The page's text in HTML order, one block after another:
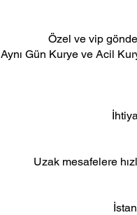
Özel ve vip
Aynı Gün Kurye ve Acil
Uzak mesafelere